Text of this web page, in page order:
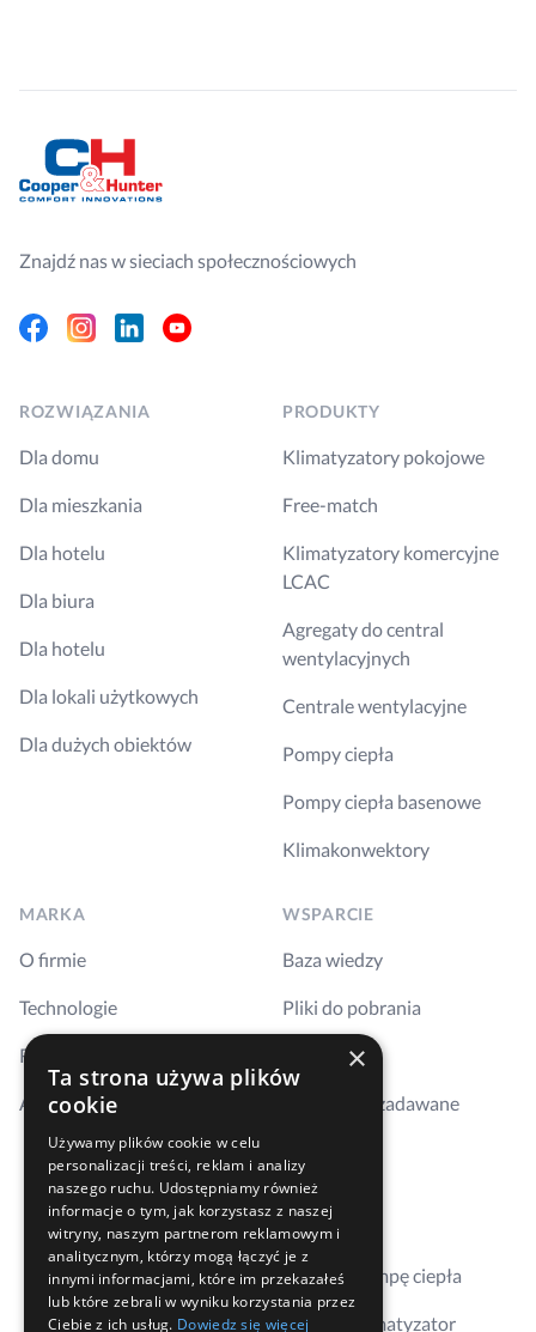
Znajdź nas w sieciach społecznościowych
FacebookInstagramLinkedinYoutube
ROZWIĄZANIA
Dla domu
Dla mieszkania
Dla hotelu
Dla biura
Dla hotelu
Dla lokali użytkowych
Dla dużych obiektów
PRODUKTY
Klimatyzatory pokojowe
Free-match
Klimatyzatory komercyjne
LCAC
Agregaty do central
wentylacyjnych
Centrale wentylacyjne
Pompy ciepła
Pompy ciepła basenowe
Klimakonwektory
MARKA
O firmie
Technologie
Realizacje
Aktualności
WSPARCIE
Baza wiedzy
Pliki do pobrania
Szkolenia
Najczęściej zadawane
Kontakt
Gdzie kupić
Dobierz pompę ciepła
Dobierz klimatyzator
×
Ta strona używa plików
cookie
Używamy plików cookie w celu
personalizacji treści, reklam i analizy
naszego ruchu. Udostępniamy również
informacje o tym, jak korzystasz z naszej
witryny, naszym partnerom reklamowym i
analitycznym, którzy mogą łączyć je z
innymi informacjami, które im przekazałeś
lub które zebrali w wyniku korzystania przez
Ciebie z ich usług. Dowiedz się więcej